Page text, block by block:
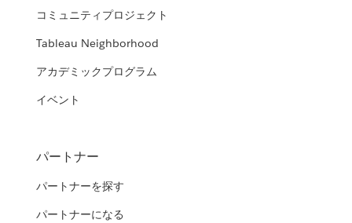
コミュニティプロジェクト
Tableau Neighborhood
アカデミックプログラム
イベント
パートナー
パートナーを探す
パートナーになる